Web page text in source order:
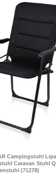
Campingstuhl
Caravan Stuhl
(71278)